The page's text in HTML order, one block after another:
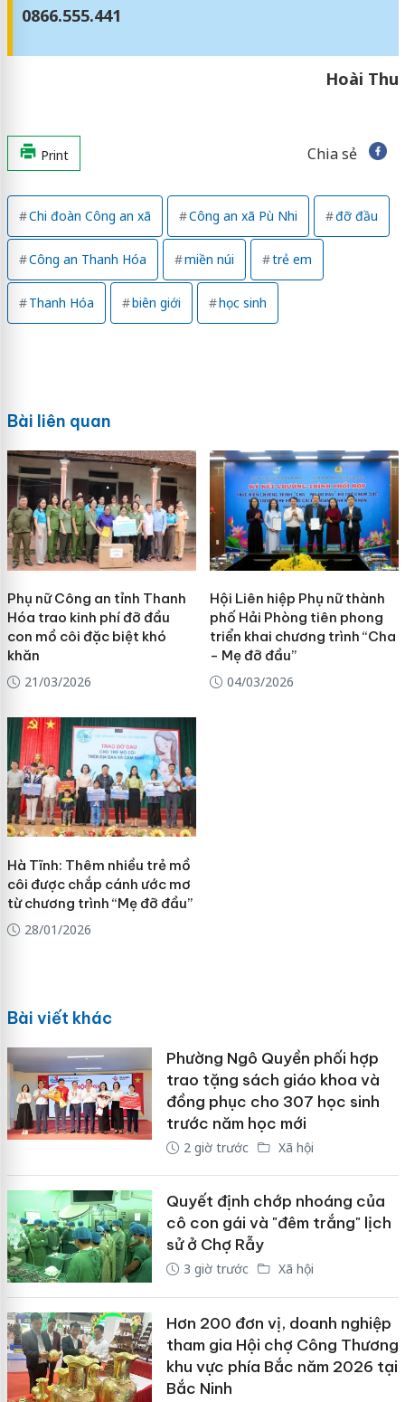
0866.555.441
Hoài Thu
Print Chia sẻ
Chi đoàn Công an xã Công an xã Pù Nhi đỡ đầu
Công an Thanh Hóa miền núi trẻ em
Thanh Hóa biên giới học sinh
Bài liên quan
Phụ nữ Công an tỉnh Thanh
Hóa trao kinh phí đỡ đầu
con mồ côi đặc biệt khó
khăn
21/03/2026
Hội Liên hiệp Phụ nữ thành
phố Hải Phòng tiên phong
triển khai chương trình “Cha
- Mẹ đỡ đầu”
04/03/2026
Hà Tĩnh: Thêm nhiều trẻ mồ
côi được chắp cánh ước mơ
từ chương trình “Mẹ đỡ đầu”
28/01/2026
Bài viết khác
Phường Ngô Quyền phối hợp
trao tặng sách giáo khoa và
đồng phục cho 307 học sinh
trước năm học mới
2 giờ trước Xã hội
Quyết định chớp nhoáng của
cô con gái và "đêm trắng" lịch
sử ở Chợ Rẫy
3 giờ trước Xã hội
Hơn 200 đơn vị, doanh nghiệp
tham gia Hội chợ Công Thương
khu vực phía Bắc năm 2026 tại
Bắc Ninh